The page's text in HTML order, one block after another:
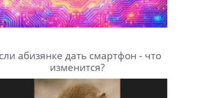
абизянке дать смартфон - что
изменится?